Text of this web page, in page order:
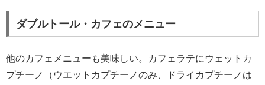
ダブルトール・カフェのメニュー
他のカフェメニューも美味しい。カフェラテにウェットカ
プチーノ（ウエットカプチーノのみ、ドライカプチーノは